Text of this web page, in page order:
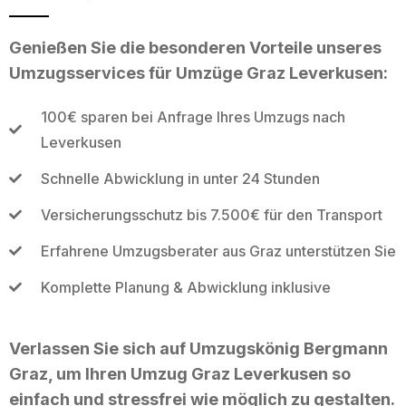
Genießen Sie die besonderen Vorteile unseres
Umzugsservices für Umzüge Graz Leverkusen:
100€ sparen bei Anfrage Ihres Umzugs nach
Leverkusen
Schnelle Abwicklung in unter 24 Stunden
Versicherungsschutz bis 7.500€ für den Transport
Erfahrene Umzugsberater aus Graz unterstützen Sie
Komplette Planung & Abwicklung inklusive
Verlassen Sie sich auf Umzugskönig Bergmann
Graz, um Ihren Umzug Graz Leverkusen so
einfach und stressfrei wie möglich zu gestalten.